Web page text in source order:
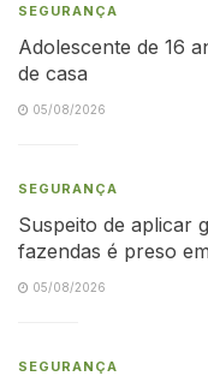
SEGURANÇA
Adolescente de 16
de casa
05/08/2026
SEGURANÇA
Suspeito de aplicar
fazendas é preso
05/08/2026
SEGURANÇA